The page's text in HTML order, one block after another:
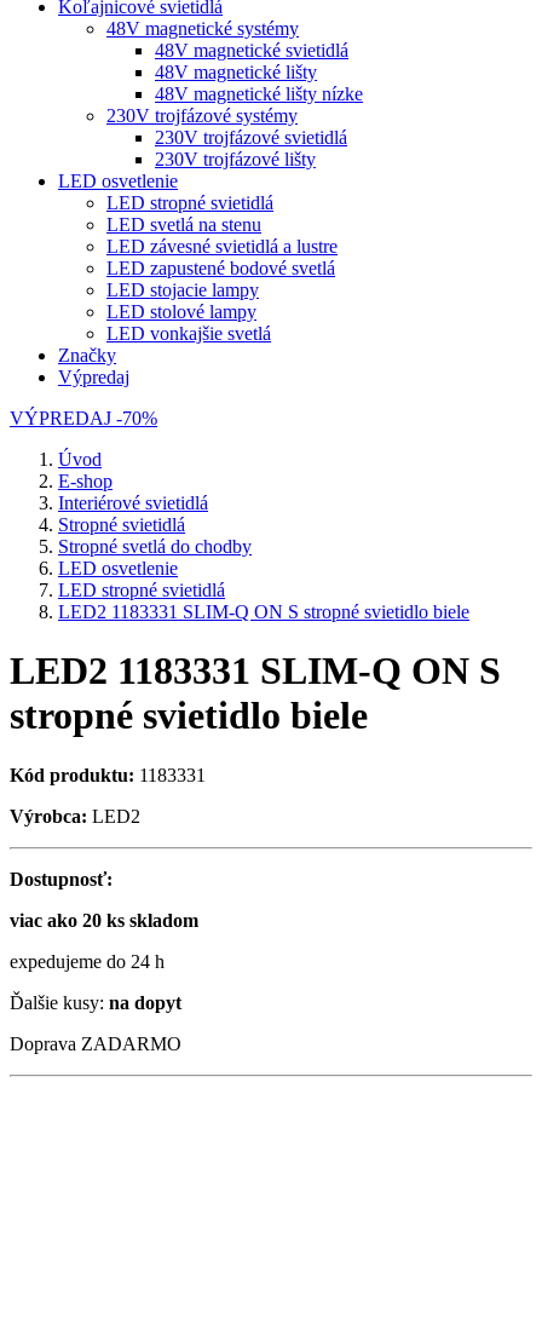
Koľajnicové svietidlá
48V magnetické systémy
48V magnetické svietidlá
48V magnetické lišty
48V magnetické lišty nízke
230V trojfázové systémy
230V trojfázové svietidlá
230V trojfázové lišty
LED osvetlenie
LED stropné svietidlá
LED svetlá na stenu
LED závesné svietidlá a lustre
LED zapustené bodové svetlá
LED stojacie lampy
LED stolové lampy
LED vonkajšie svetlá
Značky
Výpredaj
VÝPREDAJ -70%
Úvod
E-shop
Interiérové svietidlá
Stropné svietidlá
Stropné svetlá do chodby
LED osvetlenie
LED stropné svietidlá
LED2 1183331 SLIM-Q ON S stropné svietidlo biele
LED2 1183331 SLIM-Q ON S
stropné svietidlo biele
Kód produktu: 1183331
Výrobca: LED2
Dostupnosť:
viac ako 20 ks skladom
expedujeme do 24 h
Ďalšie kusy: na dopyt
Doprava ZADARMO